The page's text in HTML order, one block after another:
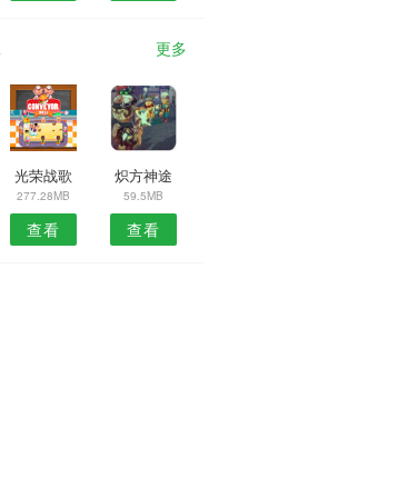
更多
光荣战歌
277.28MB
查看
炽方神途
59.5MB
查看